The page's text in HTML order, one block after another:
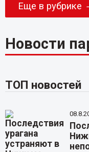
Еще в рубрике
Новости
ТОП новостей